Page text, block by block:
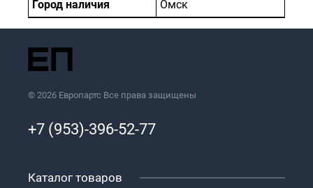
Город наличия
Омск
© 2026 Европартс Все права защищены
+7 (953)-396-52-77
Каталог товаров